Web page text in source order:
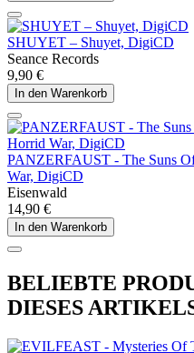
SHUYET – Shuyet, DigiCD
Seance Records
9,90 €
In den Warenkorb
PANZERFAUST - The Suns
War, DigiCD
Eisenwald
14,90 €
In den Warenkorb
BELIEBTE
DIESES